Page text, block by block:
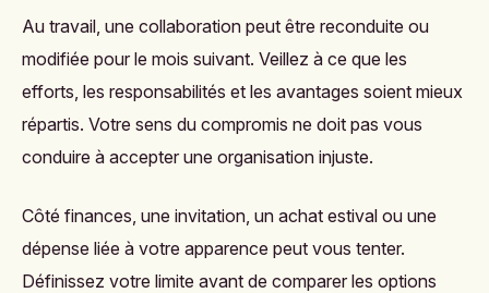
Au travail, une collaboration peut être reconduite ou
modifiée pour le mois suivant. Veillez à ce que les
efforts, les responsabilités et les avantages soient mieux
répartis. Votre sens du compromis ne doit pas vous
conduire à accepter une organisation injuste.
Côté finances, une invitation, un achat estival ou une
dépense liée à votre apparence peut vous tenter.
Définissez votre limite avant de comparer les options